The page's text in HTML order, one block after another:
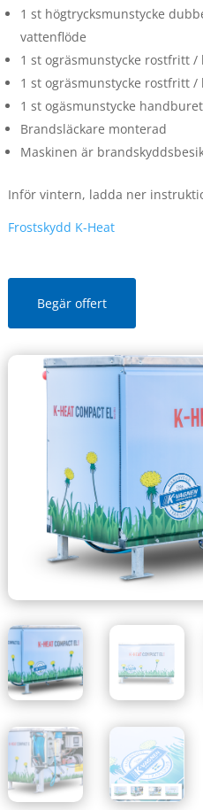
1 st högtrycksmunstycke
vattenflöde
1 st ogräsmunstycke rostfritt
1 st ogräsmunstycke rostfritt
1 st ogäsmunstycke
Brandsläckare monterad
Maskinen är
Inför vintern, ladda ner
Frostskydd K-Heat
Begär offert